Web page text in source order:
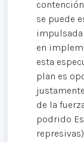
se puede
en
esta
plan es
de la
podrido